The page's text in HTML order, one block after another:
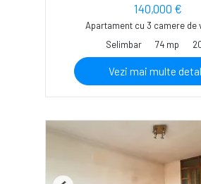
140,000 €
Apartament cu 3 camere de
Selimbar
74 mp
Vezi mai multe